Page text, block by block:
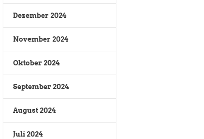
Dezember 2024
November 2024
Oktober 2024
September 2024
August 2024
Juli 2024